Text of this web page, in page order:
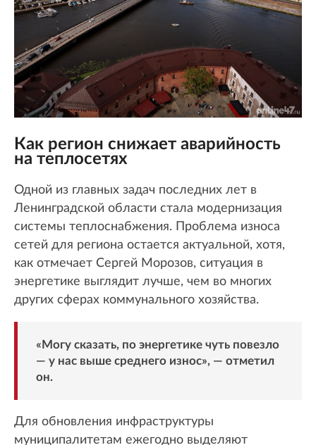
Как регион снижает аварийность
на теплосетях
Одной из главных задач последних лет в
Ленинградской области стала модернизация
системы теплоснабжения. Проблема износа
сетей для региона остается актуальной, хотя,
как отмечает Сергей Морозов, ситуация в
энергетике выглядит лучше, чем во многих
других сферах коммунального хозяйства.
«Могу сказать, по энергетике чуть повезло
— у нас выше среднего износ», — отметил
он.
Для обновления инфраструктуры
муниципалитетам ежегодно выделяют